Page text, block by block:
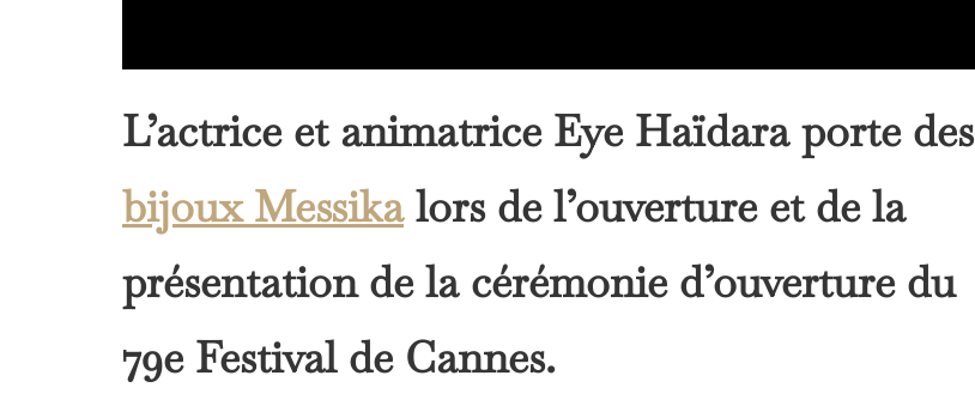
L’actrice et animatrice Eye Haïdara porte des
bijoux Messikalors de l’ouverture et de la
présentation de la cérémonie d’ouverture du
79e Festival de Cannes.